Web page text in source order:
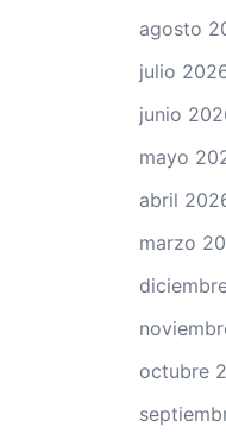
agosto
julio
junio
mayo
abril
marzo
octubre